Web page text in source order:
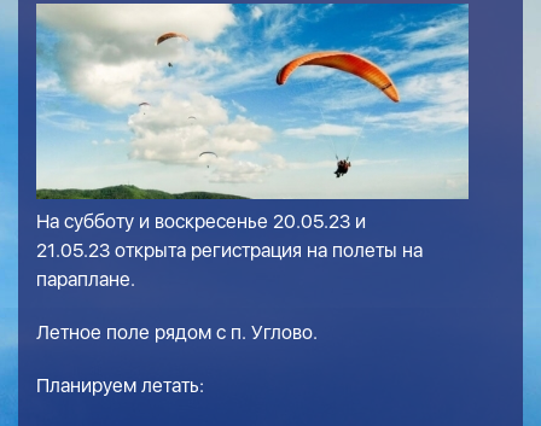
На субботу и воскресенье 20.05.23 и
21.05.23 открыта регистрация на полеты на
параплане.
Летное поле рядом с п. Углово.
Планируем летать: